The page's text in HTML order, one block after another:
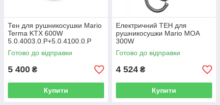
Тен для рушникосушки Mario
Terma KTX 600W
5.0.4003.0.P+5.0.4100.0.P
Готово до відправки
5 400 ₴
Купити
Електричний ТЕН для
рушникосушки Mario MOA
300W
Готово до відправки
4 524 ₴
Купити